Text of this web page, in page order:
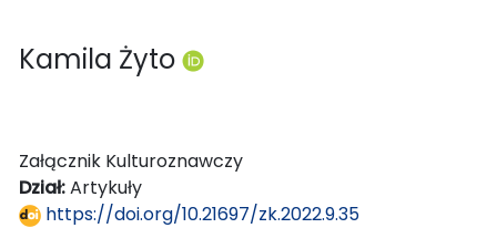
Kamila Żyto
Załącznik Kulturoznawczy
Dział:Artykuły
https://doi.org/10.21697/zk.2022.9.35